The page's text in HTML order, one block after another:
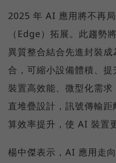
2025 年 AI 應用將不再
（Edge）拓展。此趨勢
異質整合結合先進封裝
合，可縮小設備體積、
裝置高效能、微型化需
直堆疊設計，訊號傳輸
算效率提升，使 AI 裝置
楊中傑表示，AI 應用走